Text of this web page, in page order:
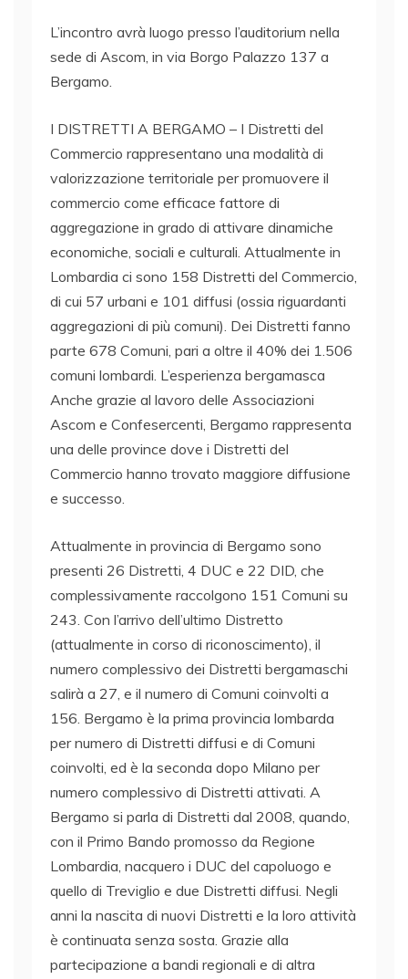
L’incontro avrà luogo presso l’auditorium nella
sede di Ascom, in via Borgo Palazzo 137 a
Bergamo.
I DISTRETTI A BERGAMO – I Distretti del
Commercio rappresentano una modalità di
valorizzazione territoriale per promuovere il
commercio come efficace fattore di
aggregazione in grado di attivare dinamiche
economiche, sociali e culturali. Attualmente in
Lombardia ci sono 158 Distretti del Commercio,
di cui 57 urbani e 101 diffusi (ossia riguardanti
aggregazioni di più comuni). Dei Distretti fanno
parte 678 Comuni, pari a oltre il 40% dei 1.506
comuni lombardi. L’esperienza bergamasca
Anche grazie al lavoro delle Associazioni
Ascom e Confesercenti, Bergamo rappresenta
una delle province dove i Distretti del
Commercio hanno trovato maggiore diffusione
e successo.
Attualmente in provincia di Bergamo sono
presenti 26 Distretti, 4 DUC e 22 DID, che
complessivamente raccolgono 151 Comuni su
243. Con l’arrivo dell’ultimo Distretto
(attualmente in corso di riconoscimento), il
numero complessivo dei Distretti bergamaschi
salirà a 27, e il numero di Comuni coinvolti a
156. Bergamo è la prima provincia lombarda
per numero di Distretti diffusi e di Comuni
coinvolti, ed è la seconda dopo Milano per
numero complessivo di Distretti attivati. A
Bergamo si parla di Distretti dal 2008, quando,
con il Primo Bando promosso da Regione
Lombardia, nacquero i DUC del capoluogo e
quello di Treviglio e due Distretti diffusi. Negli
anni la nascita di nuovi Distretti e la loro attività
è continuata senza sosta. Grazie alla
partecipazione a bandi regionali e di altra